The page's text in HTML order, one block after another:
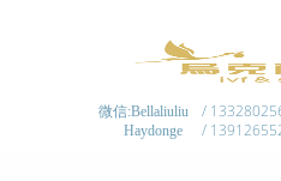
微信:Bellaliuliu
Haydonge
/
/